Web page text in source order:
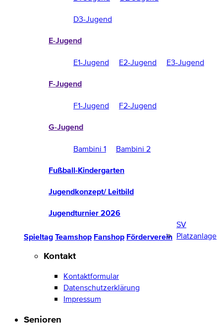
D3-Jugend
E-Jugend
E1-Jugend E2-Jugend E3-Jugend
F-Jugend
F1-Jugend F2-Jugend
G-Jugend
Bambini 1 Bambini 2
Fußball-Kindergarten
Jugendkonzept/ Leitbild
Jugendturnier 2026
Spieltag Teamshop Fanshop Förderverein
SV
Platzanlage
Kontakt
Kontaktformular
Datenschutzerklärung
Impressum
Senioren